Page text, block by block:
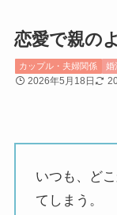
恋愛で親の
カップル・夫婦関係 婚
2026年5月18日
いつも、ど
てしまう。